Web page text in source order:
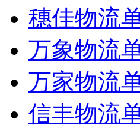
穗佳物流
万象物流
万家物流
信丰物流